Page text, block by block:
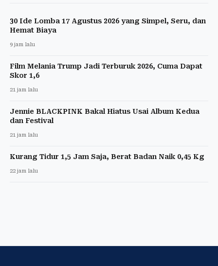
30 Ide Lomba 17 Agustus 2026 yang Simpel, Seru, dan
Hemat Biaya
9 jam lalu
Film Melania Trump Jadi Terburuk 2026, Cuma Dapat
Skor 1,6
21 jam lalu
Jennie BLACKPINK Bakal Hiatus Usai Album Kedua
dan Festival
21 jam lalu
Kurang Tidur 1,5 Jam Saja, Berat Badan Naik 0,45 Kg
22 jam lalu